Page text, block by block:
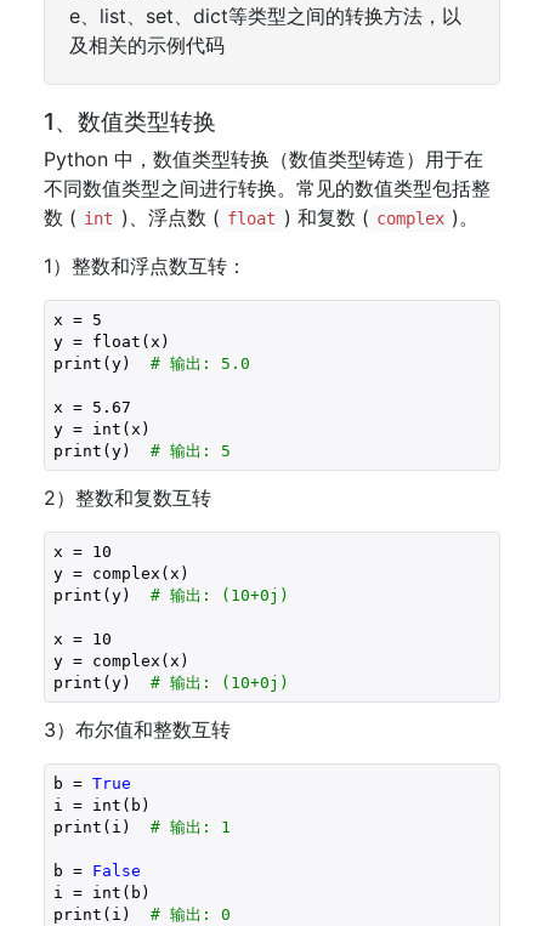
e、list、set、dict等类型之间的转换方法，以
及相关的示例代码
1、数值类型转换
Python 中，数值类型转换（数值类型铸造）用于在
不同数值类型之间进行转换。常见的数值类型包括整
数 ( int )、浮点数 ( float ) 和复数 ( complex )。
1）整数和浮点数互转：
x = 5
y = float(x)
print(y) # 输出: 5.0
x = 5.67
y = int(x)
print(y) # 输出: 5
2）整数和复数互转
x = 10
y = complex(x)
print(y) # 输出: (10+0j)
x = 10
y = complex(x)
print(y) # 输出: (10+0j)
3）布尔值和整数互转
b = True
i = int(b)
print(i) # 输出: 1
b = False
i = int(b)
print(i) # 输出: 0